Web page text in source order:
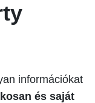
információkat
és saját